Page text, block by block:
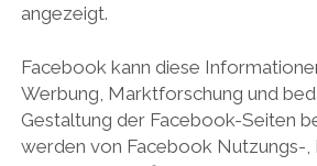
angezeigt.
Facebook kann diese
Werbung, Marktforschung und
Gestaltung der Facebook-Seiten
werden von Facebook Nutzungs-,